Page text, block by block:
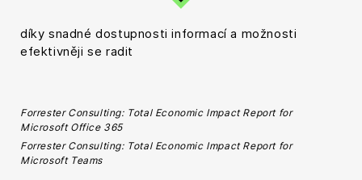
díky snadné dostupnosti informací a možnosti
efektivněji se radit
Forrester Consulting: Total Economic Impact Report for
Microsoft Office 365
Forrester Consulting: Total Economic Impact Report for
Microsoft Teams